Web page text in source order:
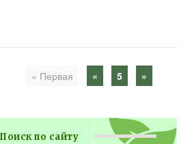
« Первая « 5 »
Поиск по сайту